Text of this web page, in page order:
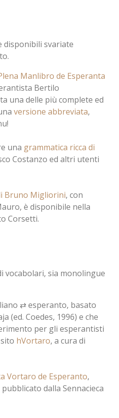
disponibili svariate
Manlibro de Esperanta
Bertilo
una delle più complete ed
versione abbreviata,
una grammatica ricca di
Costanzo ed altri utenti
Bruno Migliorini, con
è disponibile nella
Corsetti.
vocabolari, sia monolingue
⇄ esperanto, basato
(ed. Coedes, 1996) e che
per gli esperantisti
hVortaro, a cura di
Vortaro de Esperanto,
dalla Sennacieca